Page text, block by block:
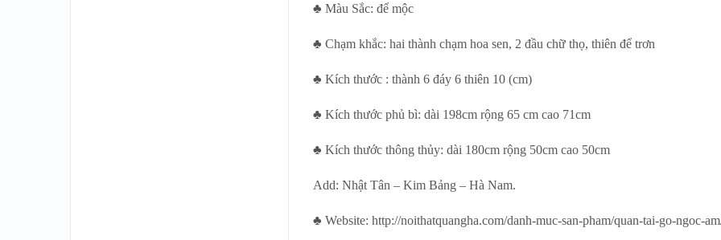
♣ Màu Sắc: để mộc
♣ Chạm khắc: hai thành chạm hoa sen, 2 đầu chữ thọ, thiên để trơn
♣ Kích thước : thành 6 đáy 6 thiên 10 (cm)
♣ Kích thước phủ bì: dài 198cm rộng 65 cm cao 71cm
♣ Kích thước thông thủy: dài 180cm rộng 50cm cao 50cm
Add: Nhật Tân – Kim Bảng – Hà Nam.
♣ Website: http://noithatquangha.com/danh-muc-san-pham/quan-tai-go-ngoc-